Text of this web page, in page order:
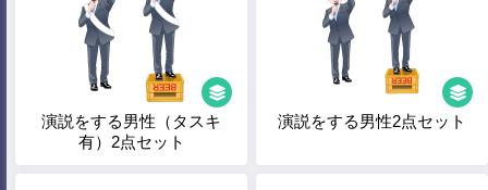
演説をする男性（タスキ
有）2点セット
演説をする男性2点セット